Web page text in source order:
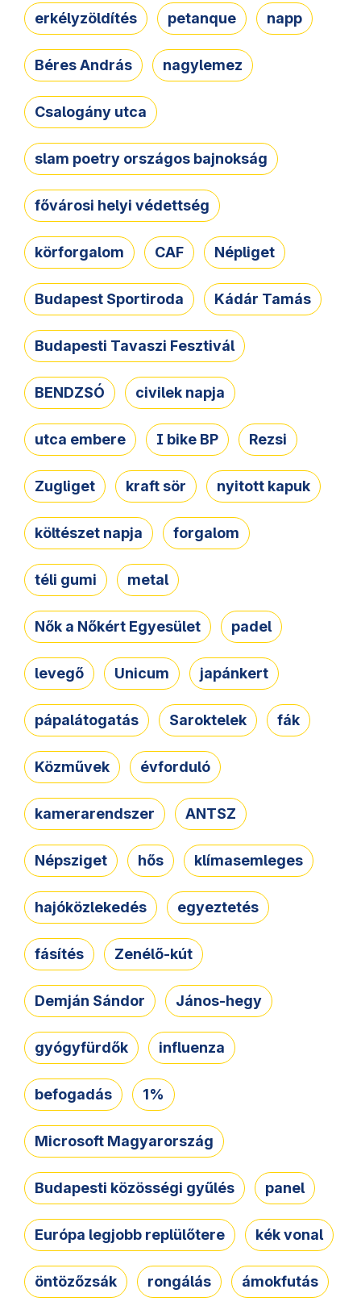
erkélyzöldítés petanque napp
Béres András nagylemez
Csalogány utca
slam poetry országos bajnokság
fővárosi helyi védettség
körforgalom CAF Népliget
Budapest Sportiroda Kádár Tamás
Budapesti Tavaszi Fesztivál
BENDZSÓ civilek napja
utca embere I bike BP Rezsi
Zugliget kraft sör nyitott kapuk
költészet napja forgalom
téli gumi metal
Nők a Nőkért Egyesület padel
levegő Unicum japánkert
pápalátogatás Saroktelek fák
Közművek évforduló
kamerarendszer ANTSZ
Népsziget hős klímasemleges
hajóközlekedés egyeztetés
fásítés Zenélő-kút
Demján Sándor János-hegy
gyógyfürdők influenza
befogadás 1%
Microsoft Magyarország
Budapesti közösségi gyűlés panel
Európa legjobb replülőtere kék vonal
öntözőzsák rongálás ámokfutás